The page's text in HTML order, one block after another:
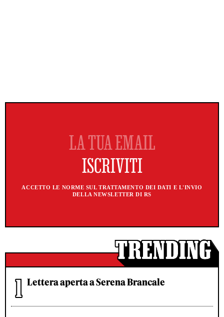
ACCETTO LE NORME SUL TRATTAMENTO DEI DATI E L'INVIO
DELLA NEWSLETTER DI RS
Lettera aperta a Serena Brancale